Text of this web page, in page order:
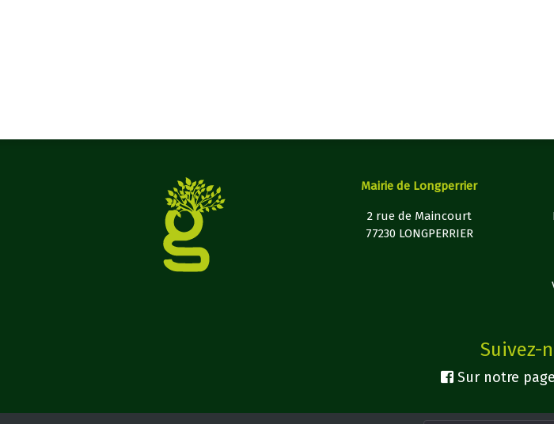
Mairie de Longperrier
2 rue de Maincourt
77230 LONGPERRIER
Suivez-
Sur notre